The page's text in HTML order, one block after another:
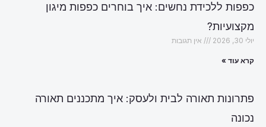
כפפות ללכידת נחשים: איך בוחרים כפפות מיגון
מקצועיות?
יולי 30, 2026 אין תגובות
קרא עוד »
פתרונות תאורה לבית ולעסק: איך מתכננים תאורה
נכונה